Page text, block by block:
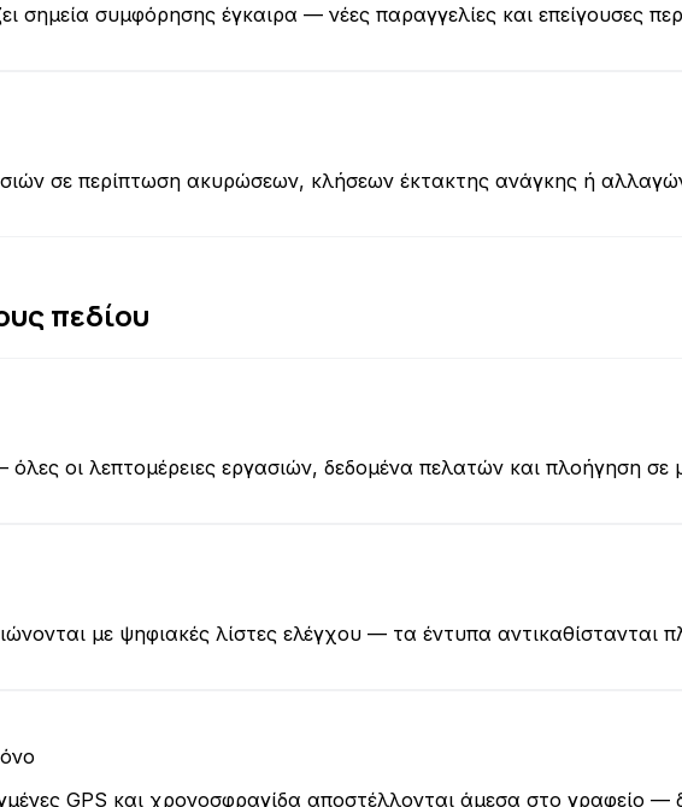
συμφόρησης έγκαιρα — νέες παραγγελίες και επείγουσες
σε περίπτωση ακυρώσεων, κλήσεων έκτακτης ανάγκης ή
πεδίου
οι λεπτομέρειες εργασιών, δεδομένα πελατών και πλοήγηση σε
με ψηφιακές λίστες ελέγχου — τα έντυπα
GPS και χρονοσφραγίδα αποστέλλονται άμεσα στο γραφείο —